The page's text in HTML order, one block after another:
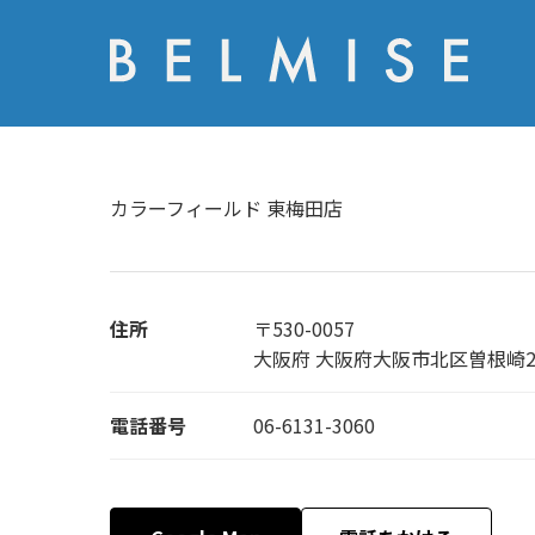
カラーフィールド 東梅田店
住所
〒530-0057
大阪府 大阪府大阪市北区曽根
電話番号 06-6131-3060